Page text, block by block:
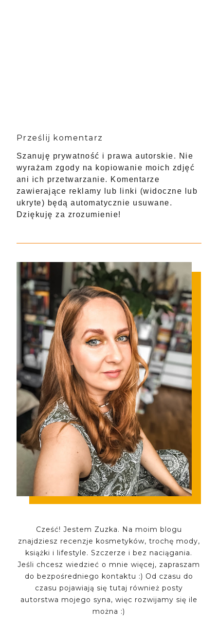
Prześlij komentarz
Szanuję prywatność i prawa autorskie. Nie
wyrażam zgody na kopiowanie moich zdjęć
ani ich przetwarzanie. Komentarze
zawierające reklamy lub linki (widoczne lub
ukryte) będą automatycznie usuwane.
Dziękuję za zrozumienie!
Cześć! Jestem Zuzka. Na moim blogu
znajdziesz recenzje kosmetyków, trochę mody,
książki i lifestyle. Szczerze i bez naciągania.
Jeśli chcesz wiedzieć o mnie więcej, zapraszam
do bezpośredniego kontaktu :) Od czasu do
czasu pojawiają się tutaj również posty
autorstwa mojego syna, więc rozwijamy się ile
można :)